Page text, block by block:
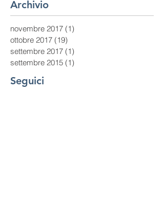
Archivio
novembre 2017 (1)
ottobre 2017 (19)
settembre 2017 (1)
settembre 2015 (1)
Seguici